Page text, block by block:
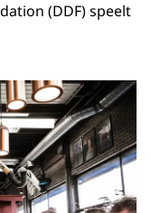
(DDF) speelt